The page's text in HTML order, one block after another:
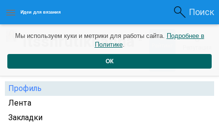
Идеи для вязания Поиск
itsshrutikhanna2 0 0
Профиль
Лента
Закладки
Мы используем куки и метрики для работы сайта. Подробнее в
Политике.
ОК